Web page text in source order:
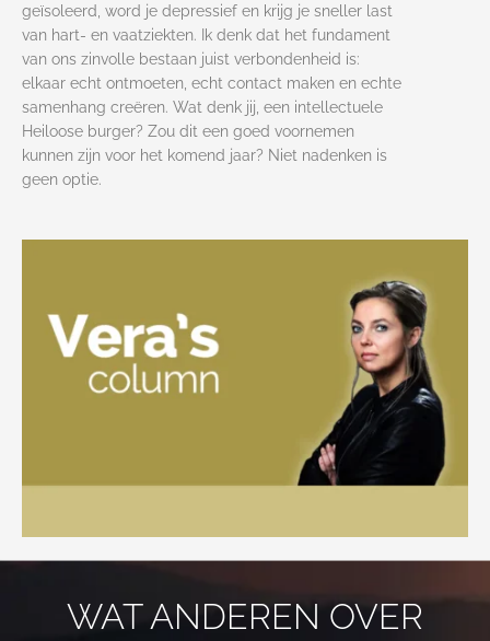
geïsoleerd, word je depressief en krijg je sneller last
van hart- en vaatziekten. Ik denk dat het fundament
van ons zinvolle bestaan juist verbondenheid is:
elkaar echt ontmoeten, echt contact maken en echte
samenhang creëren. Wat denk jij, een intellectuele
Heiloose burger? Zou dit een goed voornemen
kunnen zijn voor het komend jaar? Niet nadenken is
geen optie.
WAT ANDEREN OVER